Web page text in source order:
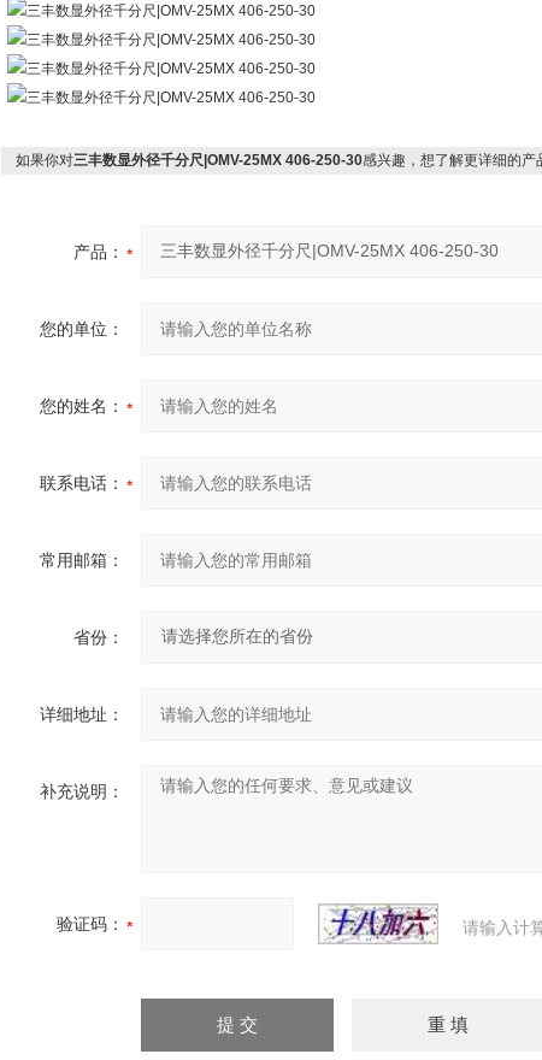
如果你对三丰数显外径千分尺|OMV-25MX 406-250-30感兴趣，想了解更详细的产
产品：
您的单位：
您的姓名：
联系电话：
常用邮箱：
省份：
详细地址：
补充说明：
验证码： 请输入计